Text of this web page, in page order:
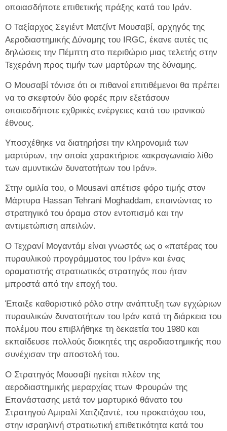
οποιασδήποτε επιθετικής πράξης κατά του Ιράν.
Ο Ταξίαρχος Σεγιέντ Ματζίντ Μουσαβί, αρχηγός της
Αεροδιαστημικής Δύναμης του IRGC, έκανε αυτές τις
δηλώσεις την Πέμπτη στο περιθώριο μιας τελετής στην
Τεχεράνη προς τιμήν των μαρτύρων της δύναμης.
Ο Μουσαβί τόνισε ότι οι πιθανοί επιτιθέμενοι θα πρέπει
να το σκεφτούν δύο φορές πριν εξετάσουν
οποιεσδήποτε εχθρικές ενέργειες κατά του ιρανικού
έθνους.
Υποσχέθηκε να διατηρήσει την κληρονομιά των
μαρτύρων, την οποία χαρακτήρισε «ακρογωνιαίο λίθο
των αμυντικών δυνατοτήτων του Ιράν».
Στην ομιλία του, ο Mousavi απέτισε φόρο τιμής στον
Μάρτυρα Hassan Tehrani Moghaddam, επαινώντας το
στρατηγικό του όραμα στον εντοπισμό και την
αντιμετώπιση απειλών.
Ο Τεχρανί Μογαντάμ είναι γνωστός ως ο «πατέρας του
πυραυλικού προγράμματος του Ιράν» και ένας
οραματιστής στρατιωτικός στρατηγός που ήταν
μπροστά από την εποχή του.
Έπαιξε καθοριστικό ρόλο στην ανάπτυξη των εγχώριων
πυραυλικών δυνατοτήτων του Ιράν κατά τη διάρκεια του
πολέμου που επιβλήθηκε τη δεκαετία του 1980 και
εκπαίδευσε πολλούς διοικητές της αεροδιαστημικής που
συνέχισαν την αποστολή του.
Ο Στρατηγός Μουσαβί ηγείται πλέον της
αεροδιαστημικής μεραρχίας ττων Φρουρών της
Επανάστασης μετά τον μαρτυρικό θάνατο του
Στρατηγού Αμιραλί Χατζιζαντέ, του προκατόχου του,
στην ισραηλινή στρατιωτική επιθετικότητα κατά του